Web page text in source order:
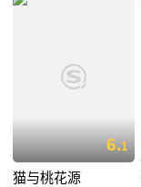
6.1
猫与桃花源